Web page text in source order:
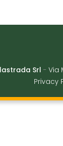
Srl - Via
Privacy